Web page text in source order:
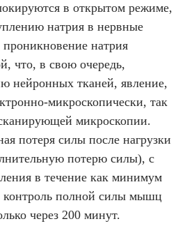
в открытом режиме,
натрия в нервные
натрия
что, в свою очередь,
нейронных тканей, явление,
микроскопически, так
микроскопии.
потеря силы после нагрузки
потерю силы), с
в течение как минимум
контроль полной силы мышц
через 200 минут.